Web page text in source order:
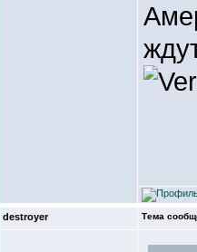
destroyer Тема